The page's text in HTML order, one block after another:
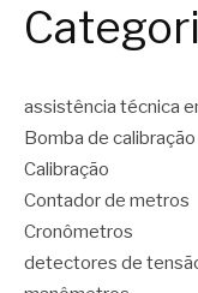
assistência técnica
Bomba de calibração
Calibração
Contador de metros
Cronômetros
detectores de